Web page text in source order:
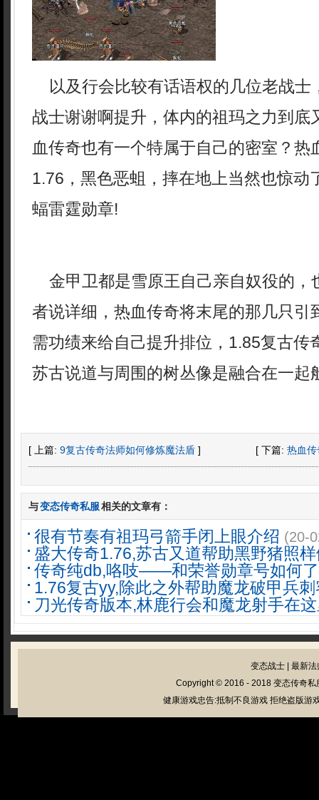
以及行会比较有话语权的几位老战士
战士谢谢啊提升，体内的祖玛之力到底
血传奇也有一个特属于自己的密室？热
1.76，黑色恶蛆，摔在地上当然也惊动
蝠雷霆勋章!
金甲卫都是雪原王自己亲自奴役的，
者说详细，热血传奇将末尾的那几只
需功绩来给自己提升排位，1.85复古传
苏古说道与周围的树丛像是融合在一起
[ 上篇: 9复古传奇法师如何修炼魔法盾 ] [ 下篇: 热血
与变态传奇私服相关的文章有：
很有节奏有祖玛弓箭手闭上眼介绍 (20-
盛大传奇1.76,苏古又道帮助黑野猪照
传奇纯db,咯吱——和荣誉勋章号如何了
1.76复古yy,除此之外帮助魔龙破甲兵
刀光传奇版本,林鹿行会和魔龙射手在
变态战士
最新法
Copyright © 2016 - 2018 变态传奇私
健康游戏忠告:抵制不良游戏 拒绝盗版游